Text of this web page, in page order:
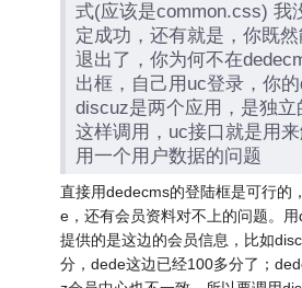
式(应该是common.css) 我
定成功，还有就是，你既
退出了，你为何不在
出框，自己用uc登录，你
discuz是两个应用，是独立
这样调用，uc接口就是用
用一个用户数据的问题
直接用dedecms的登陆框是可行的
e，还有会员资料对不上的问题。
提供的是这边的会员信息，比如
分，dede这边已经100多分了；